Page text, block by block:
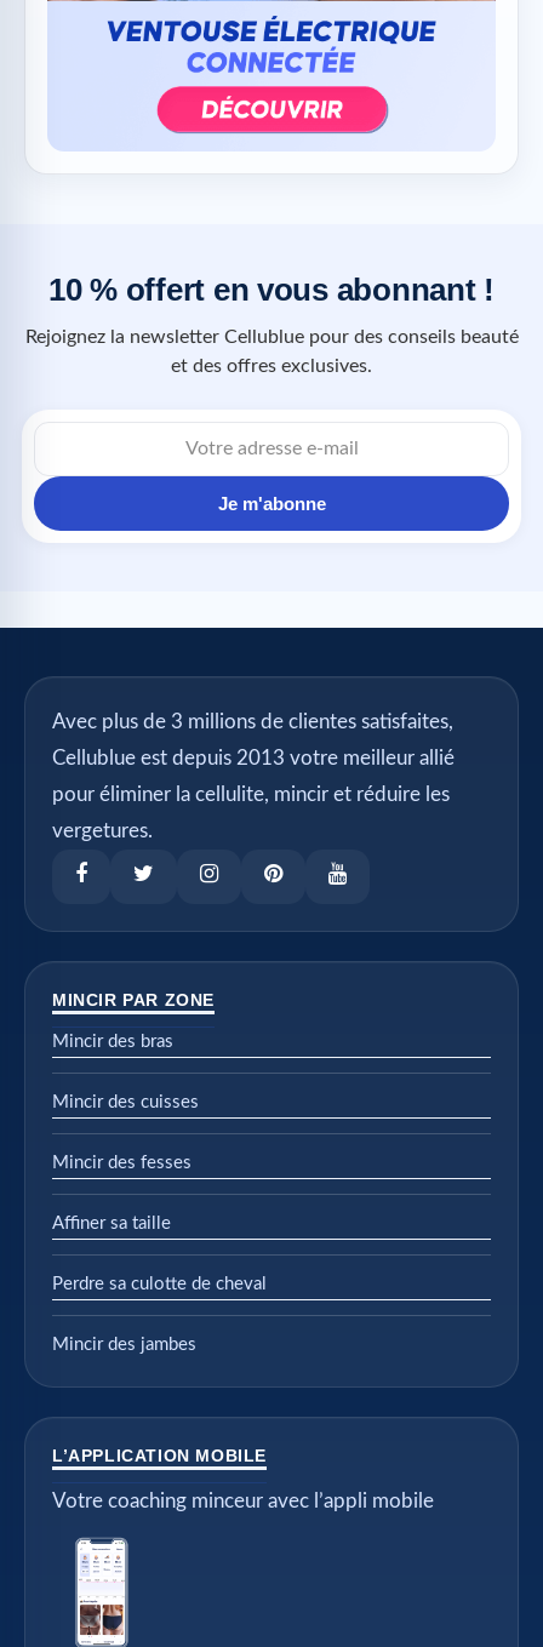
10 % offert en vous abonnant !
Rejoignez la newsletter Cellublue pour des conseils beauté
et des offres exclusives.
Je m'abonne
Avec plus de 3 millions de clientes satisfaites,
Cellublue est depuis 2013 votre meilleur allié
pour éliminer la cellulite, mincir et réduire les
vergetures.
MINCIR PAR ZONE
Mincir des bras
Mincir des cuisses
Mincir des fesses
Affiner sa taille
Perdre sa culotte de cheval
Mincir des jambes
L’APPLICATION MOBILE
Votre coaching minceur avec l’appli mobile